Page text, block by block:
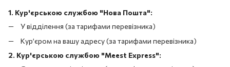
1. Кур'єрською службою "Нова Пошта":
У відділення (за тарифами перевізника)
Кур’єром на вашу адресу (за тарифами перевізника)
2. Кур'єрською службою "Meest Express":